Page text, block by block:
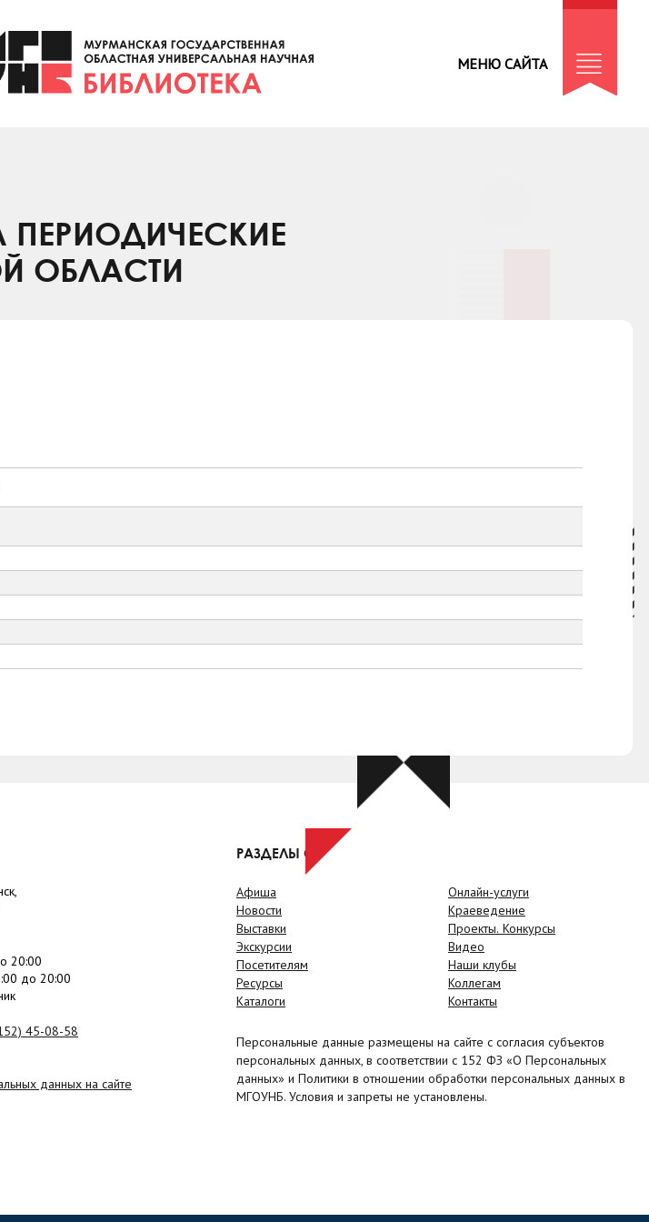
МЕНЮ САЙТА
ОБЛАСТИ
20:00
до 20:00
45-08-58
данных на сайте
РАЗДЕЛЫ САЙТА
Афиша
Новости
Выставки
Экскурсии
Посетителям
Ресурсы
Каталоги
Онлайн-услуги
Краеведение
Проекты. Конкурсы
Видео
Наши клубы
Коллегам
Контакты
Персональные данные размещены на сайте с согласия субъектов
персональных данных, в соответствии с 152 ФЗ «О Персональных
данных» и Политики в отношении обработки персональных данных в
МГОУНБ. Условия и запреты не установлены.